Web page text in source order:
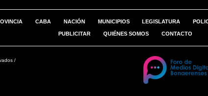
CABA NACIÓN MUNICIPIOS LEGISLATURA
PUBLICITAR QUIÉNES SOMOS CONTACTO
/